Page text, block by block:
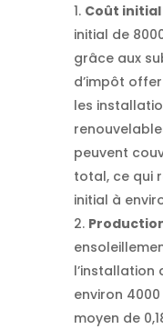
Coût
initial de
grâce aux
d’impôt
les
peuvent
total, ce qui
initial à
l’installation
environ
moyen de